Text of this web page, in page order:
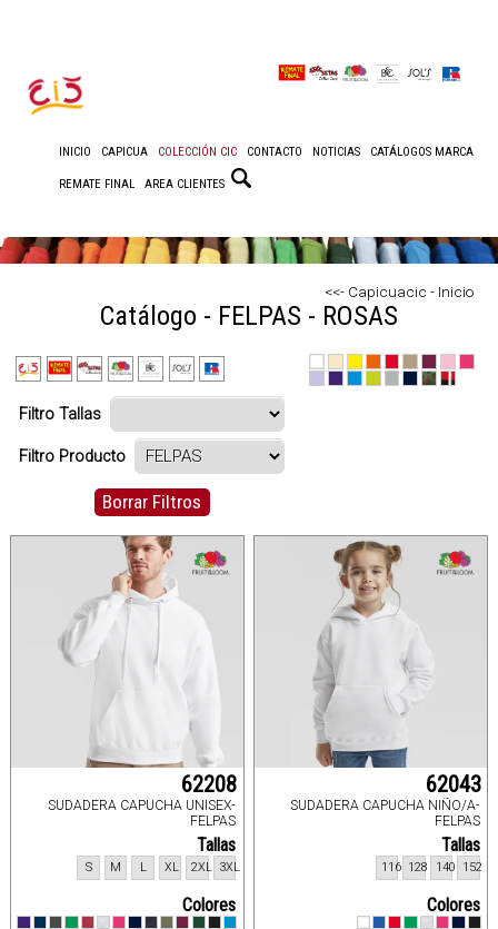
INICIO CAPICUA COLECCIÓN CIC CONTACTO NOTICIAS CATÁLOGOS MARCA
REMATE FINAL AREA CLIENTES
<<- Capicuacic - Inicio
Catálogo - FELPAS - ROSAS
Filtro Tallas
Filtro Producto
Borrar Filtros
62208
SUDADERA CAPUCHA UNISEX-
FELPAS
Tallas
3XL
2XL
XL
L
M
S
Colores
62043
SUDADERA CAPUCHA NIÑO/A-
FELPAS
Tallas
152
140
128
116
Colores